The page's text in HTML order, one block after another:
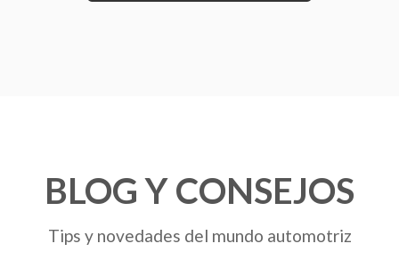
BLOG Y CONSEJOS
Tips y novedades del mundo automotriz